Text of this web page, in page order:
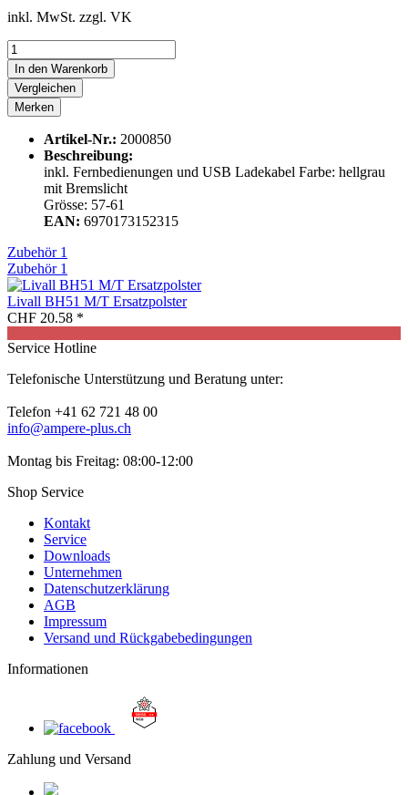
inkl. MwSt. zzgl. VK
In den Warenkorb
Vergleichen
Merken
Artikel-Nr.: 2000850
Beschreibung:
inkl. Fernbedienungen und USB Ladekabel Farbe: hellgrau
mit Bremslicht
Grösse: 57-61
EAN: 6970173152315
Zubehör 1
Zubehör 1
Livall BH51 M/T Ersatzpolster
CHF 20.58 *
Service Hotline
Telefonische Unterstützung und Beratung unter:
Telefon +41 62 721 48 00
info@ampere-plus.ch
Montag bis Freitag: 08:00-12:00
Shop Service
Kontakt
Service
Downloads
Unternehmen
Datenschutzerklärung
AGB
Impressum
Versand und Rückgabebedingungen
Informationen
Zahlung und Versand